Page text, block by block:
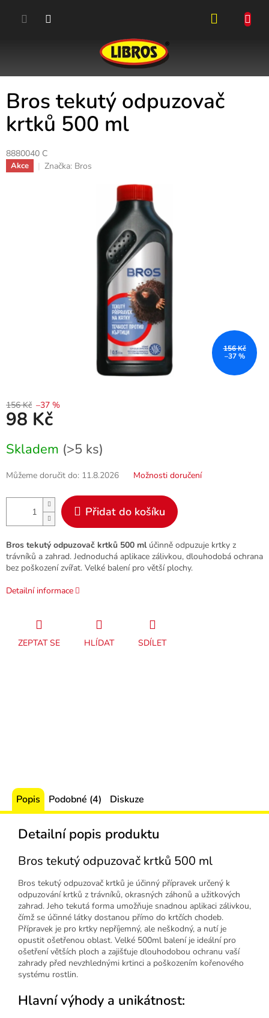
Bros tekutý odpuzovač
krtků 500 ml
8880040 C
Akce Značka: Bros
156 Kč
–37 %
156 Kč –37 %
98 Kč
cena:
Skladem (>5 ks)
Můžeme doručit do: 11.8.2026 Možnosti doručení
Přidat do košíku
Bros tekutý odpuzovač krtků 500 mlúčinně odpuzuje krtky z
trávníků a zahrad. Jednoduchá aplikace zálivkou, dlouhodobá ochrana
bez poškození zvířat. Velké balení pro větší plochy.
Detailní informace
ZEPTAT SE HLÍDAT SDÍLET
Popis Podobné (4) Diskuze
Detailní popis produktu
Bros tekutý odpuzovač krtků 500 ml
Bros tekutý odpuzovač krtků je účinný přípravek určený k
odpuzování krtků z trávníků, okrasných záhonů a užitkových
zahrad. Jeho tekutá forma umožňuje snadnou aplikaci zálivkou,
čímž se účinné látky dostanou přímo do krtčích chodeb.
Přípravek je pro krtky nepříjemný, ale neškodný, a nutí je
opustit ošetřenou oblast. Velké 500ml balení je ideální pro
ošetření větších ploch a zajišťuje dlouhodobou ochranu vaší
zahrady před nevzhlednými krtinci a poškozením kořenového
systému rostlin.
Hlavní výhody a unikátnost: